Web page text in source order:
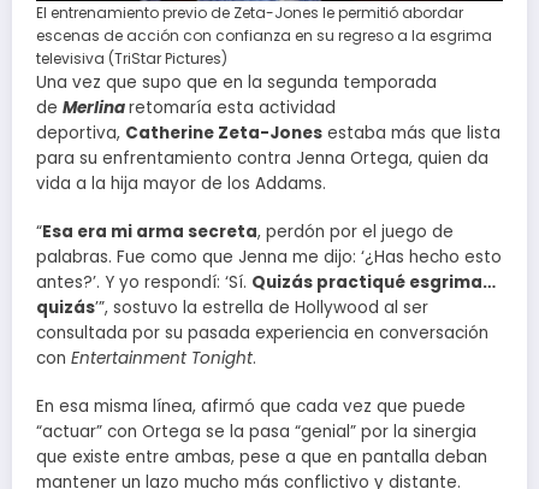
El entrenamiento previo de Zeta-Jones le permitió abordar
escenas de acción con confianza en su regreso a la esgrima
televisiva (TriStar Pictures)
Una vez que supo que en la segunda temporada
de Merlinaretomaría esta actividad
deportiva, Catherine Zeta-Jones estaba más que lista
para su enfrentamiento contra Jenna Ortega, quien da
vida a la hija mayor de los Addams.
“Esa era mi arma secreta, perdón por el juego de
palabras. Fue como que Jenna me dijo: ‘¿Has hecho esto
antes?’. Y yo respondí: ‘Sí. Quizás practiqué esgrima…
quizás’”, sostuvo la estrella de Hollywood al ser
consultada por su pasada experiencia en conversación
con Entertainment Tonight.
En esa misma línea, afirmó que cada vez que puede
“actuar” con Ortega se la pasa “genial” por la sinergia
que existe entre ambas, pese a que en pantalla deban
mantener un lazo mucho más conflictivo y distante.